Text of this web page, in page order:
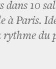
dans 10
à Paris.
rythme du